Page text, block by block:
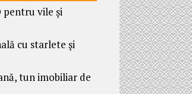
pentru vile și
cu starlete și
tun imobiliar de